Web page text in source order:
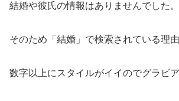
結婚や彼氏の情報はありませんでした。
そのため「結婚」で検索されている理由
数字以上にスタイルがイイのでグラビ